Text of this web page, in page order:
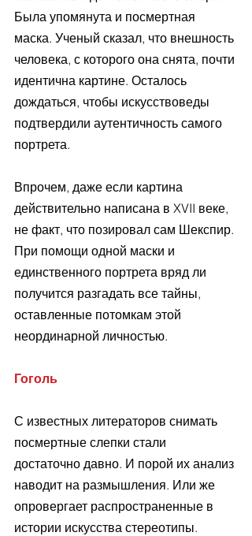
Была упомянута и посмертная
маска. Ученый сказал, что внешность
человека, с которого она снята, почти
идентична картине. Осталось
дождаться, чтобы искусствоведы
подтвердили аутентичность самого
портрета.
Впрочем, даже если картина
действительно написана в XVII веке,
не факт, что позировал сам Шекспир.
При помощи одной маски и
единственного портрета вряд ли
получится разгадать все тайны,
оставленные потомкам этой
неординарной личностью.
Гоголь
С известных литераторов снимать
посмертные слепки стали
достаточно давно. И порой их анализ
наводит на размышления. Или же
опровергает распространенные в
истории искусства стереотипы.